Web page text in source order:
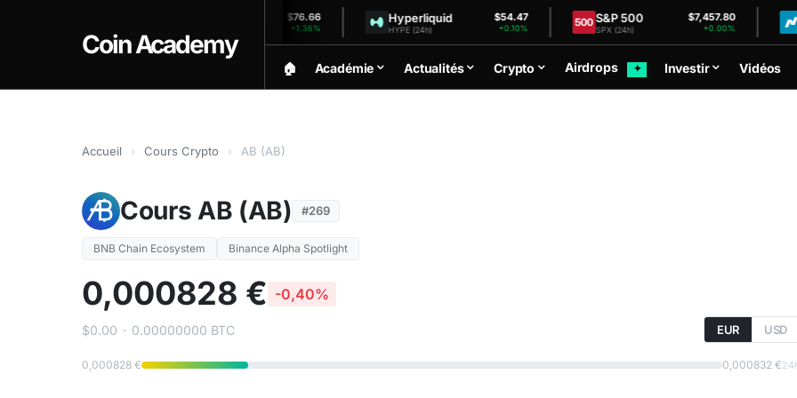
Coin Academy
Hyperliquid
HYPE (24h)
S&P 500
SPX (24h)
$7,457.80
NDX
🏠︎ Académie Actualités Crypto Airdrops ✦ Investir Vidéos
Accueil › Cours Crypto › AB (AB)
Cours AB (AB) #269
BNB Chain Ecosystem Binance Alpha Spotlight
0,000828 € -0,40%
$0.00 · 0.00000000 BTC EUR USD
0,000828 € 0,000832 €